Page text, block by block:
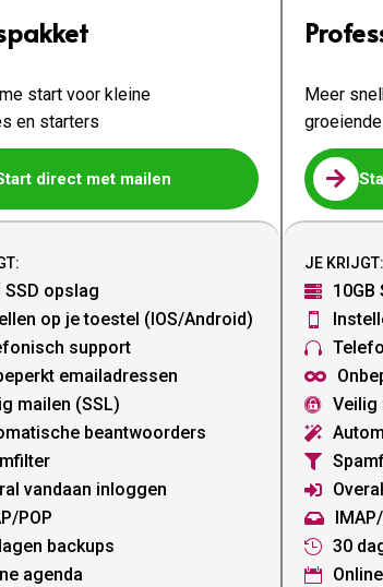
start voor kleine
en starters
direct met mailen
SSD opslag
op je toestel (IOS/Android)
support
emailadressen
mailen (SSL)
beantwoorders
vandaan inloggen
POP
backups
agenda
Meer

JE KRIJGT:

10GB



 Veilig




 30
